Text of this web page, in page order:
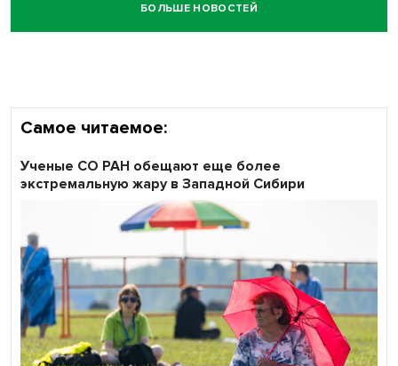
БОЛЬШЕ НОВОСТЕЙ
Самое читаемое:
Ученые СО РАН обещают еще более
экстремальную жару в Западной Сибири